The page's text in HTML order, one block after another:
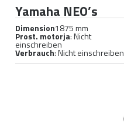
Yamaha NEO’s
Dimension1875 mm
Prost. motorja: Nicht
einschreiben
Verbrauch: Nicht einschreiben